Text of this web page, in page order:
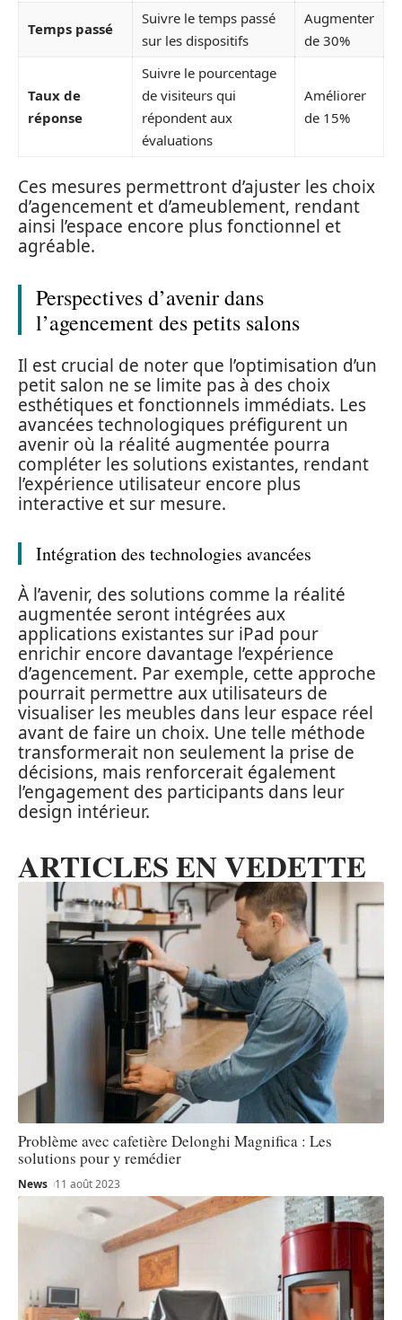
Temps passé
Suivre le temps passé
sur les dispositifs
Augmenter
de 30%
Taux de
réponse
Suivre le pourcentage
de visiteurs qui
répondent aux
évaluations
Améliorer
de 15%
Ces mesures permettront d’ajuster les choix
d’agencement et d’ameublement, rendant
ainsi l’espace encore plus fonctionnel et
agréable.
Perspectives d’avenir dans
l’agencement des petits salons
Il est crucial de noter que l’optimisation d’un
petit salon ne se limite pas à des choix
esthétiques et fonctionnels immédiats. Les
avancées technologiques préfigurent un
avenir où la réalité augmentée pourra
compléter les solutions existantes, rendant
l’expérience utilisateur encore plus
interactive et sur mesure.
Intégration des technologies avancées
À l’avenir, des solutions comme la réalité
augmentée seront intégrées aux
applications existantes sur iPad pour
enrichir encore davantage l’expérience
d’agencement. Par exemple, cette approche
pourrait permettre aux utilisateurs de
visualiser les meubles dans leur espace réel
avant de faire un choix. Une telle méthode
transformerait non seulement la prise de
décisions, mais renforcerait également
l’engagement des participants dans leur
design intérieur.
ARTICLES EN VEDETTE
Problème avec cafetière Delonghi Magnifica : Les
solutions pour y remédier
News 11 août 2023